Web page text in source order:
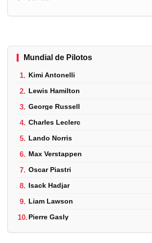
Mundial de Pilotos
1. Kimi Antonelli
2. Lewis Hamilton
3. George Russell
4. Charles Leclerc
5. Lando Norris
6. Max Verstappen
7. Oscar Piastri
8. Isack Hadjar
9. Liam Lawson
10.Pierre Gasly